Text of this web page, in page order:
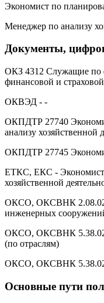
Экономист по
Менеджер по анализу
Документы,
ОКЗ 4312 Служащие по
финансовой и
ОКВЭД - -
ОКПДТР 27740
анализу хозяйственной
ОКПДТР 27745
ЕТКС, ЕКС - Экономист
хозяйственной
ОКСО, ОКСВНК
инженерных
ОКСО, ОКСВНК
(по отраслям)
ОКСО, ОКСВНК
Основные пути